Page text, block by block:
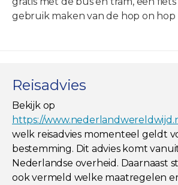
gebruik maken van de hop on
Reisadvies
Bekijk op
https://
welk reisadvies momenteel geldt
bestemming. Dit advies komt
Nederlandse overheid. Daarnaast
ook vermeld welke maatregelen